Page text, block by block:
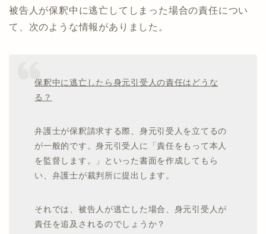
被告人が保釈中に逃亡してしまった場合の責任につい
て、次のような情報がありました。
保釈中に逃亡したら身元引受人の責任はどうな
る？
弁護士が保釈請求する際、身元引受人を立てるの
が一般的です。身元引受人に「責任をもって本人
を監督します。」といった書面を作成してもら
い、弁護士が裁判所に提出します。
それでは、被告人が逃亡した場合、身元引受人が
責任を追及されるのでしょうか？